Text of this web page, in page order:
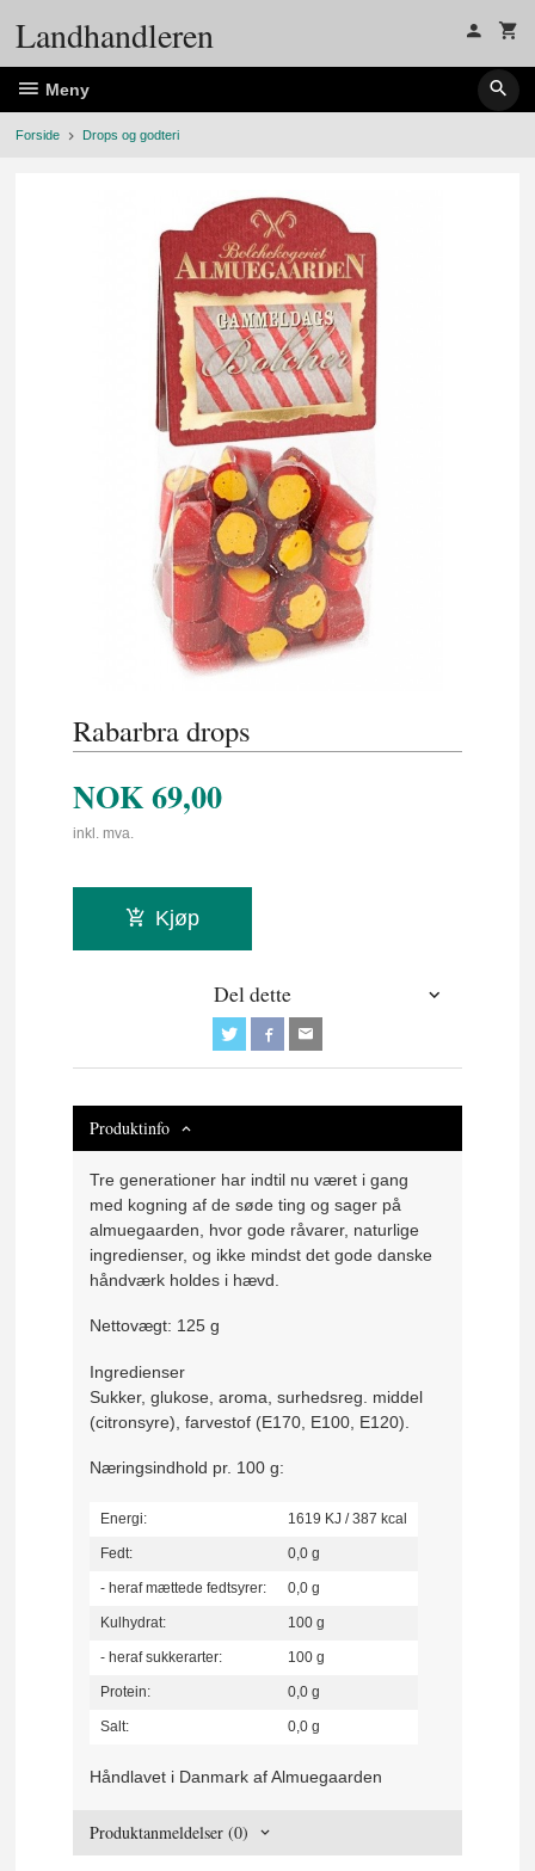
Landhandleren
Meny
Forside Drops og godteri
Rabarbra drops
NOK69,00
inkl. mva.
Kjøp
Del dette
Produktinfo
Tre generationer har indtil nu været i gang
med kogning af de søde ting og sager på
almuegaarden, hvor gode råvarer, naturlige
ingredienser, og ikke mindst det gode danske
håndværk holdes i hævd.
Nettovægt: 125 g
Ingredienser
Sukker, glukose, aroma, surhedsreg. middel
(citronsyre), farvestof (E170, E100, E120).
Næringsindhold pr. 100 g:
Energi: 1619 KJ / 387 kcal
Fedt: 0,0 g
- heraf mættede fedtsyrer: 0,0 g
Kulhydrat: 100 g
- heraf sukkerarter: 100 g
Protein: 0,0 g
Salt: 0,0 g
Håndlavet i Danmark af Almuegaarden
Produktanmeldelser (0)